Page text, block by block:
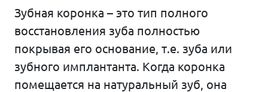
Зубная коронка – это тип полного
восстановления зуба полностью
покрывая его основание, т.е. зуба или
зубного имплантанта. Когда коронка
помещается на натуральный зуб, она